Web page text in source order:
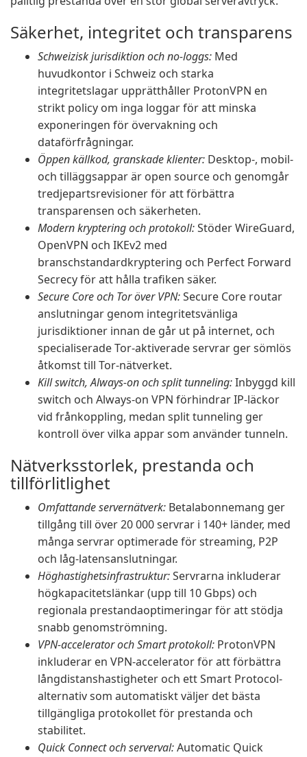
Säkerhet, integritet och transparens
Schweizisk jurisdiktion och no-loggs: Med
huvudkontor i Schweiz och starka
integritetslagar upprätthåller ProtonVPN en
strikt policy om inga loggar för att minska
exponeringen för övervakning och
dataförfrågningar.
Öppen källkod, granskade klienter: Desktop-, mobil-
och tilläggsappar är open source och genomgår
tredjepartsrevisioner för att förbättra
transparensen och säkerheten.
Modern kryptering och protokoll:Stöder WireGuard,
OpenVPN och IKEv2 med
branschstandardkryptering och Perfect Forward
Secrecy för att hålla trafiken säker.
Secure Core och Tor över VPN:Secure Core routar
anslutningar genom integritetsvänliga
jurisdiktioner innan de går ut på internet, och
specialiserade Tor-aktiverade servrar ger sömlös
åtkomst till Tor-nätverket.
Kill switch, Always-on och split tunneling:Inbyggd kill
switch och Always-on VPN förhindrar IP-läckor
vid frånkoppling, medan split tunneling ger
kontroll över vilka appar som använder tunneln.
Nätverksstorlek, prestanda och
tillförlitlighet
Omfattande servernätverk: Betalabonnemang ger
tillgång till över 20 000 servrar i 140+ länder, med
många servrar optimerade för streaming, P2P
och låg-latensanslutningar.
Höghastighetsinfrastruktur:Servrarna inkluderar
högkapacitetslänkar (upp till 10 Gbps) och
regionala prestandaoptimeringar för att stödja
snabb genomströmning.
VPN-accelerator och Smart protokoll: ProtonVPN
inkluderar en VPN-accelerator för att förbättra
långdistanshastigheter och ett Smart Protocol-
alternativ som automatiskt väljer det bästa
tillgängliga protokollet för prestanda och
stabilitet.
Quick Connect och serverval:Automatic Quick